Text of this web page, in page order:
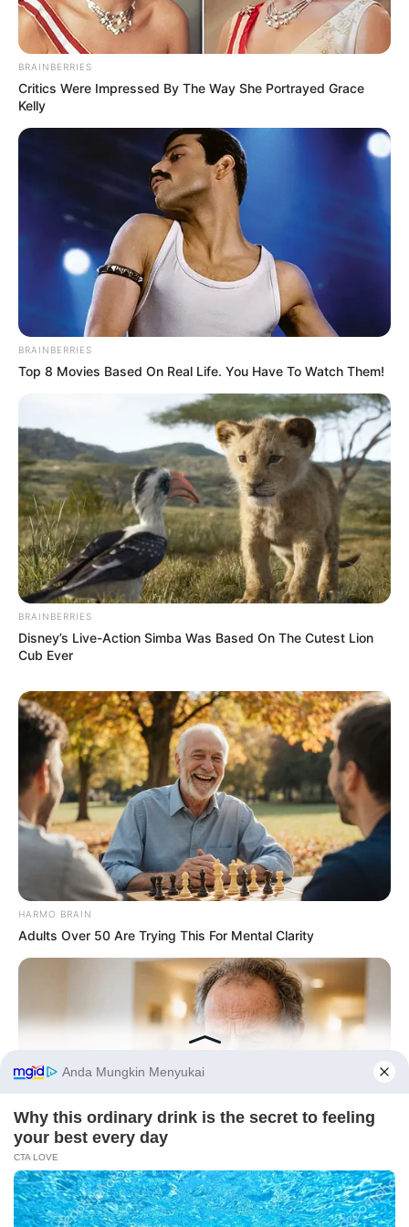
Mainstream yang Konyol
Banget
8 Kata Lucu Seputar Malam
Minggu ala Jomblo yang Bikin
Ngenes
10 Desain Kanopi Tempat
Tidur, Serasa Beristirahat di
Kamar Raja
Tampil Lebih Modern, 7 Potret
Hasil Renovasi Rumah Berusia
PRIVACY POLICY DISCLAIMER HUBUNGI KAMI IKLAN
BRAINBERRIES
Critics Were Impressed By The Way She Portrayed Grace
Kelly
BRAINBERRIES
Top 8 Movies Based On Real Life. You Have To Watch Them!
BRAINBERRIES
Disney’s Live-Action Simba Was Based On The Cutest Lion
Cub Ever
HARMO BRAIN
Adults Over 50 Are Trying This For Mental Clarity
NEUROMIND PRO
Japan's Oldest Doctors Say Memory Loss Isn't Age: Just
Stop Eating These 3 Foods
Before You Go